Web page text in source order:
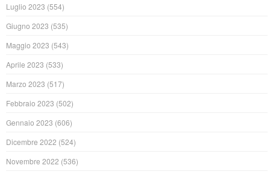
Luglio 2023 (554)
Giugno 2023 (535)
Maggio 2023 (543)
Aprile 2023 (533)
Marzo 2023 (517)
Febbraio 2023 (502)
Gennaio 2023 (606)
Dicembre 2022 (524)
Novembre 2022 (536)